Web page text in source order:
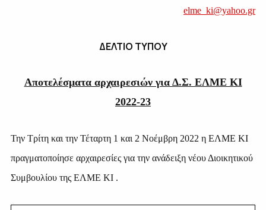
elme_ki@yahoo.gr
ΔΕΛΤΙΟ ΤΥΠΟΥ
Αποτελέσματα αρχαιρεσιών για Δ.Σ. ΕΛΜΕ ΚΙ
2022-23
Την Τρίτη και την Τέταρτη 1 και 2 Νοέμβρη 2022 η ΕΛΜΕ ΚΙ
πραγματοποίησε αρχαιρεσίες για την ανάδειξη νέου Διοικητικού
Συμβουλίου της ΕΛΜΕ ΚΙ .